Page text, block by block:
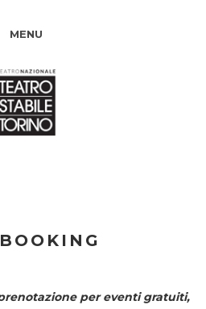
MENU
per eventi gratuiti,